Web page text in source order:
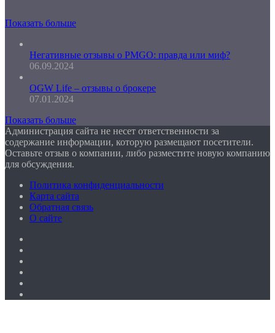
Показать больше
Негативные отзывы о PMGO: правда или миф?
06.09.2024
OGW Life – отзывы о брокере
07.01.2024
Показать больше
Администрация сайта не несет ответственности за
содержание информации, которую размещают посетители.
Оставьте отзыв о компании, либо разместите новую компанию
для обсуждения.
Политика конфиденциальности
Карта сайта
Обратная связь
О сайте